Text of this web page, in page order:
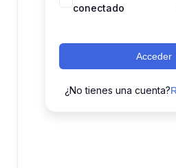
conectado
Acceder
¿No tienes una cuenta?